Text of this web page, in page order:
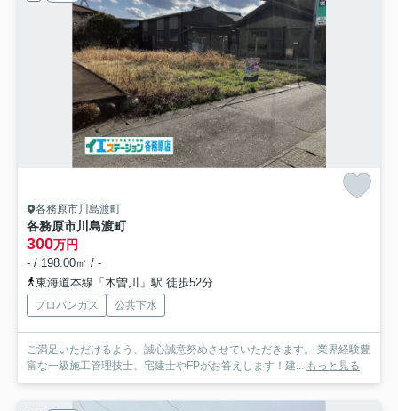
各務原市川島渡町
各務原市川島渡町
300万円
- / 198.00㎡ / -
東海道本線「木曽川」駅 徒歩52分
プロパンガス 公共下水
ご満足いただけるよう、誠心誠意努めさせていただきます。 業界経験豊
富な一級施工管理技士、宅建士やFPがお答えします！建... もっと見る